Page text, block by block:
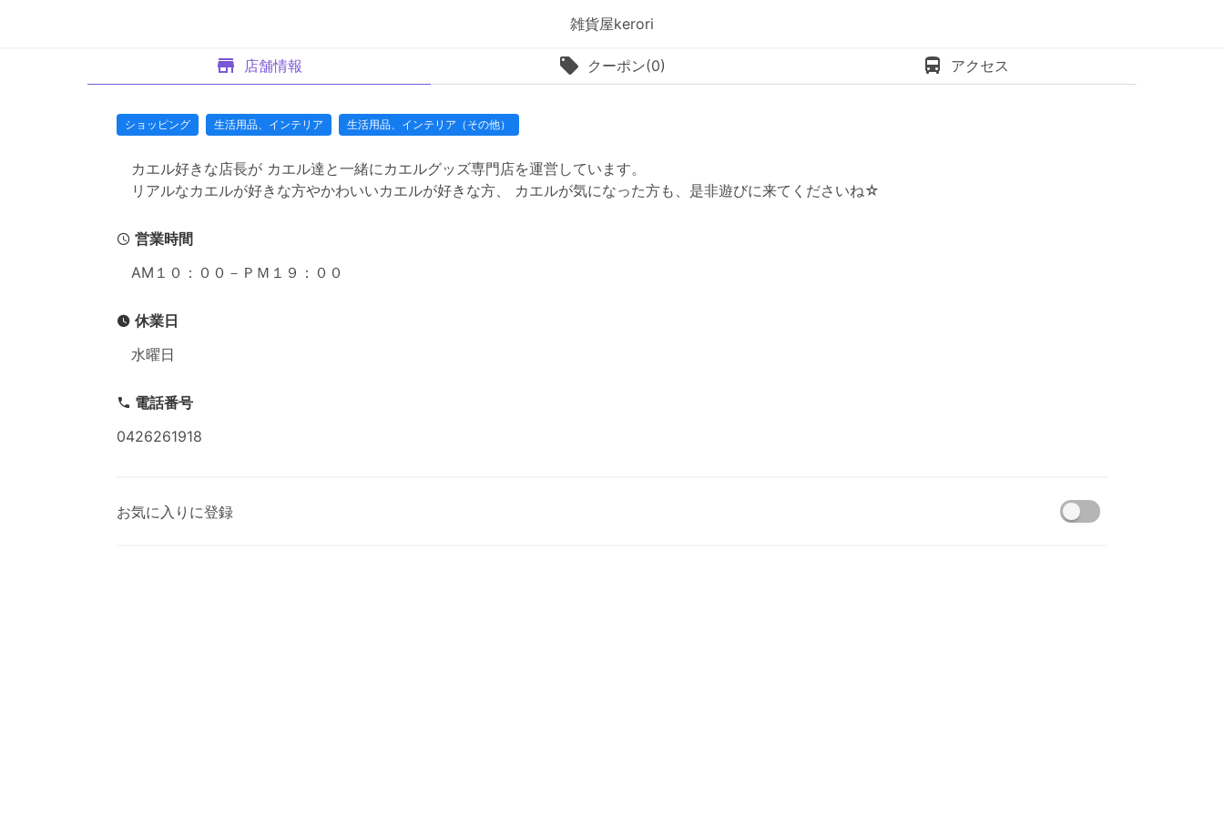
雑貨屋kerori
店舗情報 クーポン(0) アクセス
ショッピング 生活用品、インテリア 生活用品、インテリア（その他）
カエル好きな店長が カエル達と一緒にカエルグッズ専門店を運営しています。
リアルなカエルが好きな方やかわいいカエルが好きな方、 カエルが気になった方も、是非遊びに来てくださいね☆
営業時間
AM１０：００－ＰＭ１９：００
休業日
水曜日
電話番号
0426261918
お気に入りに登録